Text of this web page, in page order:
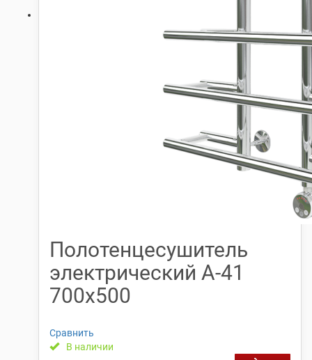
Полотенцесушитель
электрический А-41
700х500
Сравнить
В наличии